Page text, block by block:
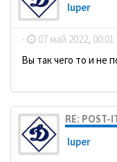
luper
- 07 май 2022, 00:01
Вы так чего то и не
RE:
luper